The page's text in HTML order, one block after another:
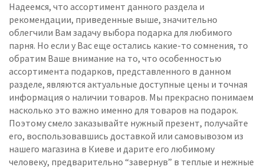
Надеемся, что ассортимент данного раздела и
рекомендации, приведенные выше, значительно
облегчили Вам задачу выбора подарка для любимого
парня. Но если у Вас еще остались какие-то сомнения, то
обратим Ваше внимание на то, что особенностью
ассортимента подарков, представленного в данном
разделе, являются актуальные доступные цены и точная
информация о наличии товаров. Мы прекрасно понимаем
насколько это важно именно для товаров на подарок.
Поэтому смело заказывайте нужный презент, получайте
его, воспользовавшись доставкой или самовывозом из
нашего магазина в Киеве и дарите его любимому
человеку, предварительно “завернув” в теплые и нежные